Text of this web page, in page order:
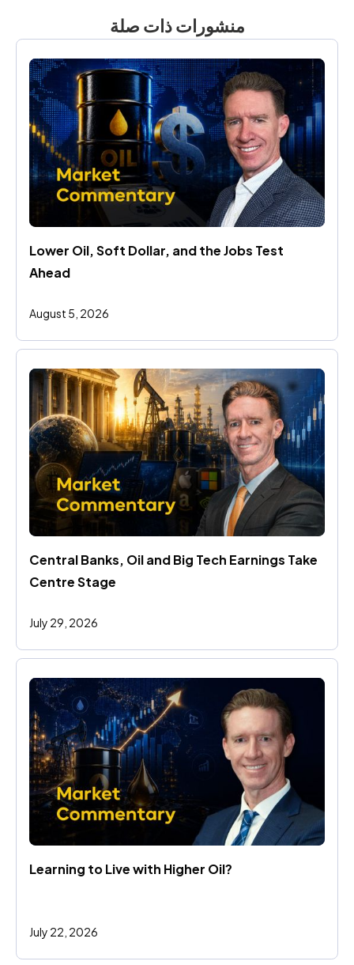
منشورات ذات صلة
Lower Oil, Soft Dollar, and the Jobs Test
Ahead
August 5, 2026
Central Banks, Oil and Big Tech Earnings Take
Centre Stage
July 29, 2026
Learning to Live with Higher Oil?
July 22, 2026